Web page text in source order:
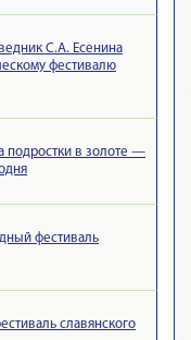
С.А. Есенина
фестивалю
подростки в золоте —
фестиваль
славянского